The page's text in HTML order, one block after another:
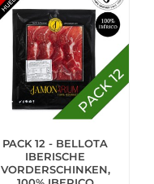
PACK 12 - BELLOTA
IBERISCHE
VORDERSCHINKEN,